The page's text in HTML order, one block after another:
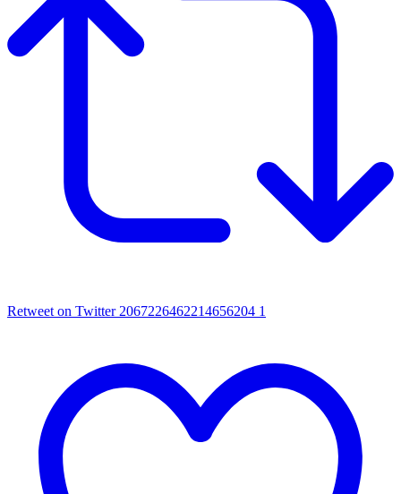
Retweet on Twitter 2067226462214656204 1